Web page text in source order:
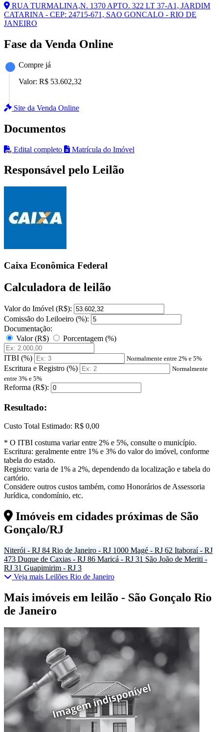
RUA TURMALINA,N. 1370 APTO. 322 LT 37-A1, JARDIM
CATARINA - CEP: 24715-671, SAO GONCALO - RIO DE
JANEIRO
Fase da Venda Online
Compre já
Valor: R$ 53.602,32
Site da Venda Online
Documentos
Edital completo Matrícula do Imóvel
Responsável pelo Leilão
Caixa Econômica Federal
Calculadora de leilão
Valor do Imóvel (R$):
Comissão do Leiloeiro (%):
Documentação:
Valor (R$)
Porcentagem (%)
ITBI (%) Normalmente entre 2% e 5%
Escritura e Registro (%)
Normalmente
entre 3% e 5%
Reforma (R$):
Resultado:
Custo Total Estimado: R$ 0,00
* O ITBI costuma variar entre 2% e 5%, consulte o município.
Escritura: geralmente entre 1% e 3% do valor do imóvel, conforme
tabela do estado.
Registro: varia de 1% a 2%, dependendo da localização e tabela do
cartório.
Considere outros custos também, como Honorários de Assessoria
Jurídica, condomínio, etc.
Imóveis em cidades próximas de São
Gonçalo/RJ
Niterói - RJ 84 Rio de Janeiro - RJ 1000 Magé - RJ 62 Itaboraí - RJ
473 Duque de Caxias - RJ 86 Maricá - RJ 31 São João de Meriti -
RJ 31 Guapimirim - RJ 3
Veja mais Leilões Rio de Janeiro
Mais imóveis em leilão - São Gonçalo Rio
de Janeiro